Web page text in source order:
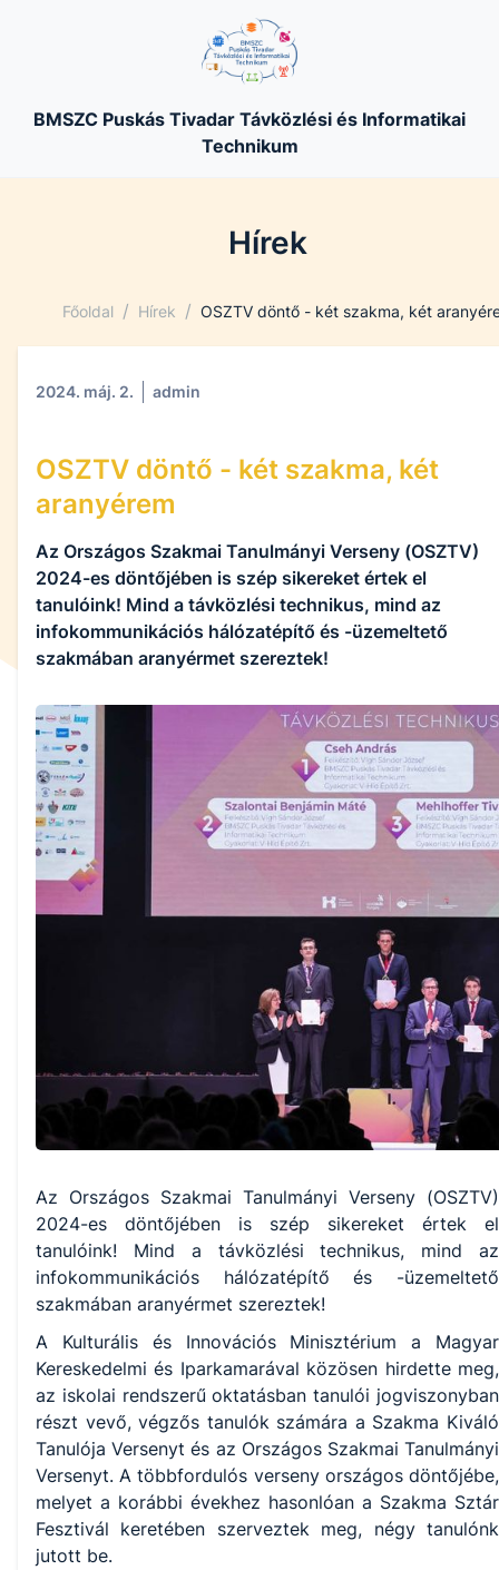
BMSZC Puskás Tivadar Távközlési és Informatikai
Technikum
Hírek
Főoldal / Hírek / OSZTV döntő - két szakma, két
2024. máj. 2. admin
OSZTV döntő - két szakma, két
aranyérem
Az Országos Szakmai Tanulmányi Verseny (OSZTV)
2024-es döntőjében is szép sikereket értek el
tanulóink! Mind a távközlési technikus, mind az
infokommunikációs hálózatépítő és -üzemeltető
szakmában aranyérmet szereztek!
Az Országos Szakmai Tanulmányi Verseny (OSZTV)
2024-es döntőjében is szép sikereket értek el
tanulóink! Mind a távközlési technikus, mind az
infokommunikációs hálózatépítő és -üzemeltető
szakmában aranyérmet szereztek!
A Kulturális és Innovációs Minisztérium a Magyar
Kereskedelmi és Iparkamarával közösen hirdette meg,
az iskolai rendszerű oktatásban tanulói jogviszonyban
részt vevő, végzős tanulók számára a Szakma Kiváló
Tanulója Versenyt és az Országos Szakmai Tanulmányi
Versenyt. A többfordulós verseny országos döntőjébe,
melyet a korábbi évekhez hasonlóan a Szakma Sztár
Fesztivál keretében szerveztek meg, négy tanulónk
jutott be.